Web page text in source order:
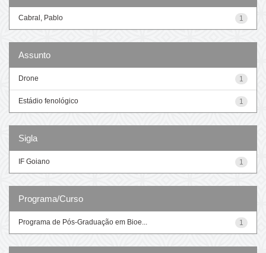
1
Cabral, Pablo
Assunto
1
Drone
1
Estádio fenológico
Sigla
1
IF Goiano
Programa/Curso
1
Programa de Pós-Graduação em Bioe...